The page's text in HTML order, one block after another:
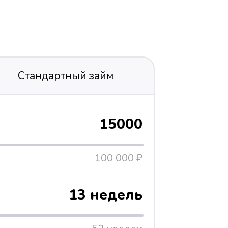
Стандартный займ
15000
100 000 ₽
13 недель